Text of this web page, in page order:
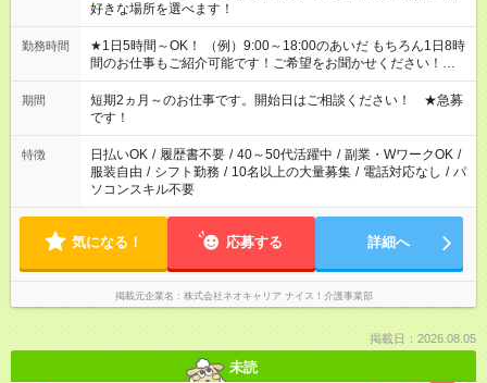
好きな場所を選べます！
勤務時間
★1日5時間～OK！ （例）9:00～18:00のあいだ もちろん1日8時
間のお仕事もご紹介可能です！ご希望をお聞かせください！★家
庭の都合でお休みが必要な場合も遠慮なくご相談ください。 ※
週最低15時間以上の勤務が必要です
期間
短期2ヵ月～のお仕事です。開始日はご相談ください！ ★急募
です！
特徴 日払いOK / 履歴書不要 / 40～50代活躍中 / 副業・WワークOK /
服装自由 / シフト勤務 / 10名以上の大量募集 / 電話対応なし / パ
ソコンスキル不要
気になる！ 応募する 詳細へ
掲載元企業名 株式会社ネオキャリア ナイス！介護事業部
掲載日：2026.08.05
未読